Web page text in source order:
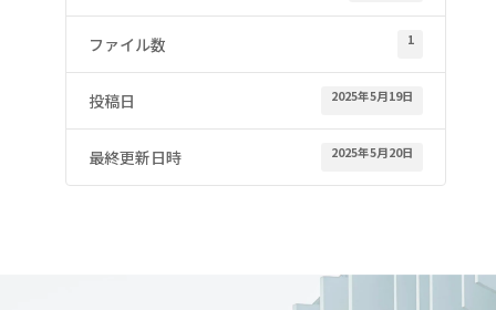
ファイル数 1
投稿日 2025年5月19日
最終更新日時 2025年5月20日